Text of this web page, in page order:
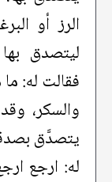
الرز أو
ليتصدق
فقالت له:
والسكر،
يتصدَّق
له: ارجع